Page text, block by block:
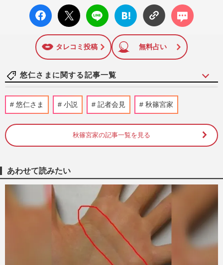
facebo
ok い
X ポス
ト
LINE
はてな
ブック
に追加
コメン
ト
タレコミ投稿 無料占い
悠仁さまに関する記事一覧
高市早苗首相、消費税減税・物価高対策を
後回しで支持率急落、V字回復への目玉人
週刊女性2026年8月18日・25日号 4時間前
を釈明…過去には日本維新の会・藤田文武
共同代表が「女性皇族の話…
週刊女性PRIME
自民党・中曽根弘文氏「天皇になったら結
婚する人もいない」愛子さまへの“不敬発
言”、翌日に釈明も止まら…
週刊女性PRIME
悠仁さま 小説 記者会見 秋篠宮家
秋篠宮家の記事一覧を見る
あわせて読みたい